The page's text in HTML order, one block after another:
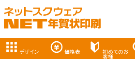
デザイン 価格表 初めてのお
客様